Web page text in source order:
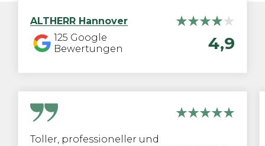
ALTHERR Hannover
125 Google
Bewertungen
4,9
Toller, professioneller und